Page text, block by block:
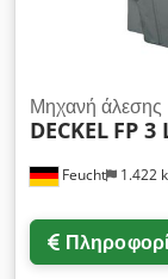
Feucht 1.422
Μηχανή άλεσης
DECKEL FP 3